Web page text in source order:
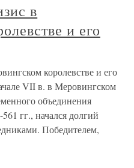
в
и его
королевстве и его
VII в. в Меровингском
объединения
гг., начался долгий
Победителем,